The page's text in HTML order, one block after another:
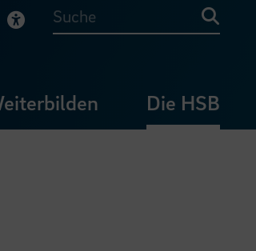
Modus
Visuelle Hilfe
Suche
Die HSB